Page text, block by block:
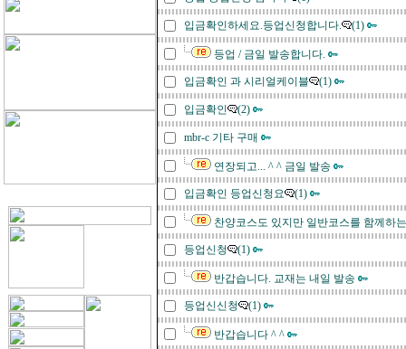
입금확인하세요.등업신청합니다. (1)
등업 / 금일 발송합니다.
입금확인 과 시리얼케이블 (1)
입금확인 (2)
mbr-c 기타 구매
연장되고... ^ ^ 금일 발송
입금확인 등업신청요 (1)
찬양코스도 있지만 일반코스를 함께하
등업신청 (1)
반갑습니다. 교재는 내일 발송
등업신신청 (1)
반갑습니다 ^ ^